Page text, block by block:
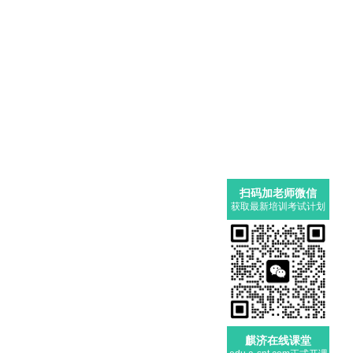
扫码加老师微信
获取最新培训考试计划
麒济在线课堂